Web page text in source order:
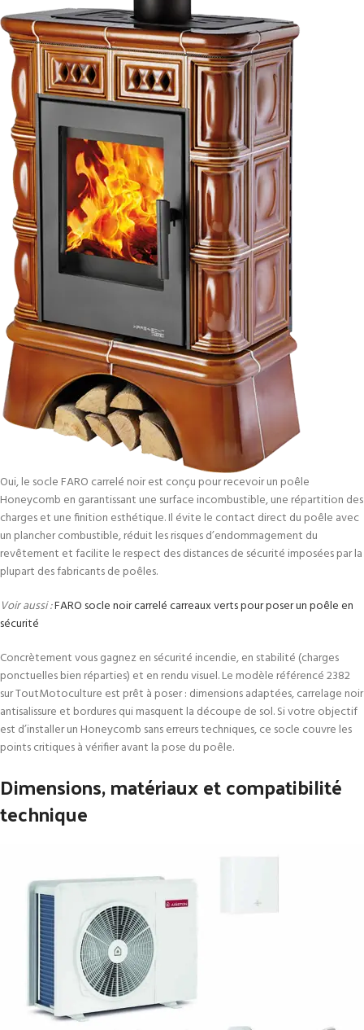
Oui, le socle FARO carrelé noir est conçu pour recevoir un poêle
Honeycomb en garantissant une surface incombustible, une répartition des
charges et une finition esthétique. Il évite le contact direct du poêle avec
un plancher combustible, réduit les risques d’endommagement du
revêtement et facilite le respect des distances de sécurité imposées par la
plupart des fabricants de poêles.
Voir aussi :FARO socle noir carrelé carreaux verts pour poser un poêle en
sécurité
Concrètement vous gagnez en sécurité incendie, en stabilité (charges
ponctuelles bien réparties) et en rendu visuel. Le modèle référencé 2382
sur ToutMotoculture est prêt à poser : dimensions adaptées, carrelage noir
antisalissure et bordures qui masquent la découpe de sol. Si votre objectif
est d’installer un Honeycomb sans erreurs techniques, ce socle couvre les
points critiques à vérifier avant la pose du poêle.
Dimensions, matériaux et compatibilité
technique